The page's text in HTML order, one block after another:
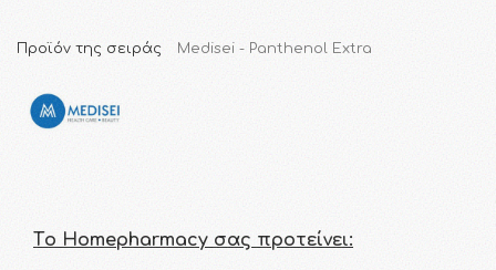
Προϊόν της σειράς Medisei - Panthenol Extra
Τo Homepharmacy σας προτείνει: